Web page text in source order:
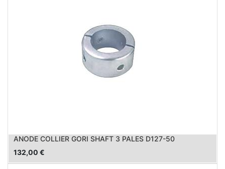
ANODE COLLIER GORI SHAFT 3 PALES D127-50
132,00 €